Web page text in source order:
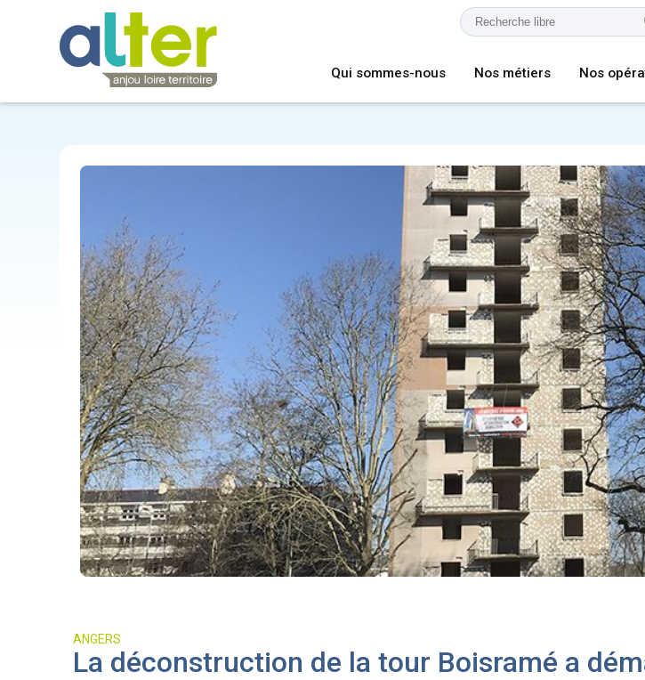
Qui sommes-nous Nos métiers Nos
ANGERS
La déconstruction de la tour Boisramé a